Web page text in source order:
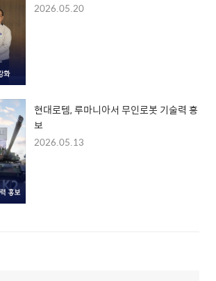
2026.05.20
현대로템, 루마니아서 무인로봇 기술력 홍
보
2026.05.13